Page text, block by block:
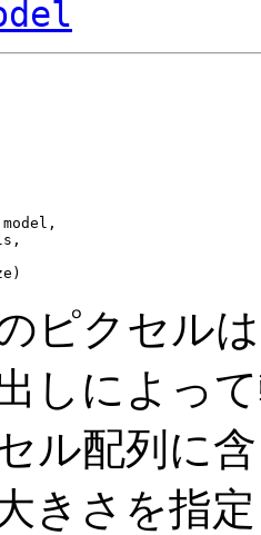
model,
ピクセル
しによっ
ル配列に
きさを指